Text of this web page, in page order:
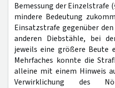
Bemessung der Einzelstrafe
mindere Bedeutung
Einsatzstrafe gegenüber
anderen Diebstähle, bei
jeweils eine größere
Mehrfaches konnte die
alleine mit einem Hinweis
Verwirklichung des